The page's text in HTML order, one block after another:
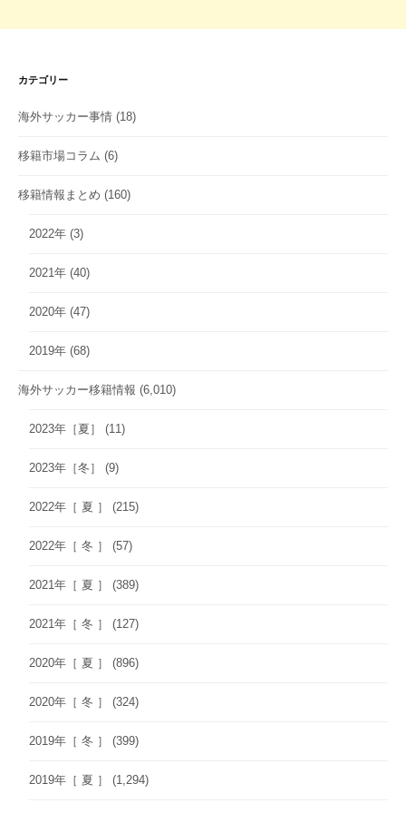
カテゴリー
海外サッカー事情 (18)
移籍市場コラム (6)
移籍情報まとめ (160)
2022年 (3)
2021年 (40)
2020年 (47)
2019年 (68)
海外サッカー移籍情報 (6,010)
2023年［夏］ (11)
2023年［冬］ (9)
2022年［ 夏 ］ (215)
2022年［ 冬 ］ (57)
2021年［ 夏 ］ (389)
2021年［ 冬 ］ (127)
2020年［ 夏 ］ (896)
2020年［ 冬 ］ (324)
2019年［ 冬 ］ (399)
2019年［ 夏 ］ (1,294)